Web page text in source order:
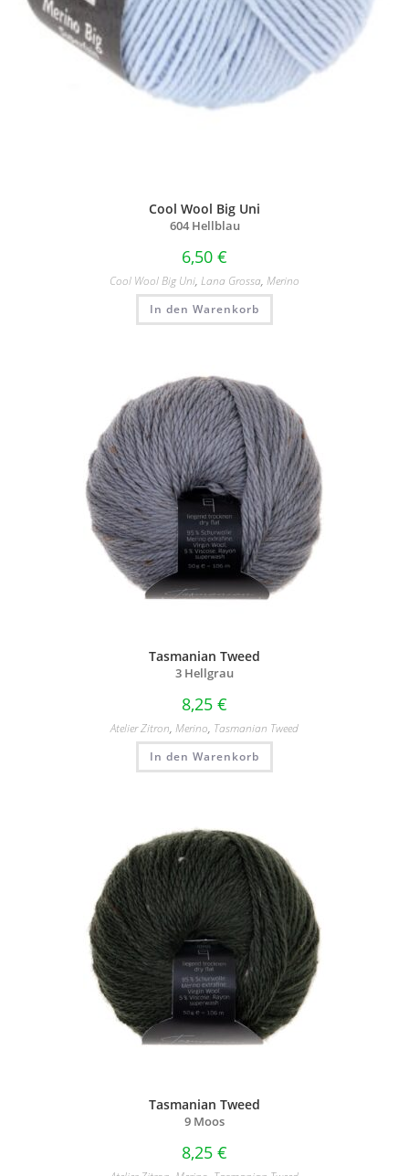
Cool Wool Big Uni
604 Hellblau
6,50 €
Cool Wool Big Uni, Lana Grossa, Merino
In den Warenkorb
Tasmanian Tweed
3 Hellgrau
8,25 €
Atelier Zitron, Merino, Tasmanian Tweed
In den Warenkorb
Tasmanian Tweed
9 Moos
8,25 €